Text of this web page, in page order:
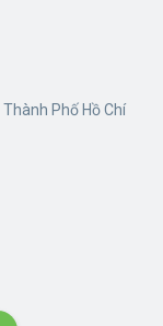
Phố Hồ Chí